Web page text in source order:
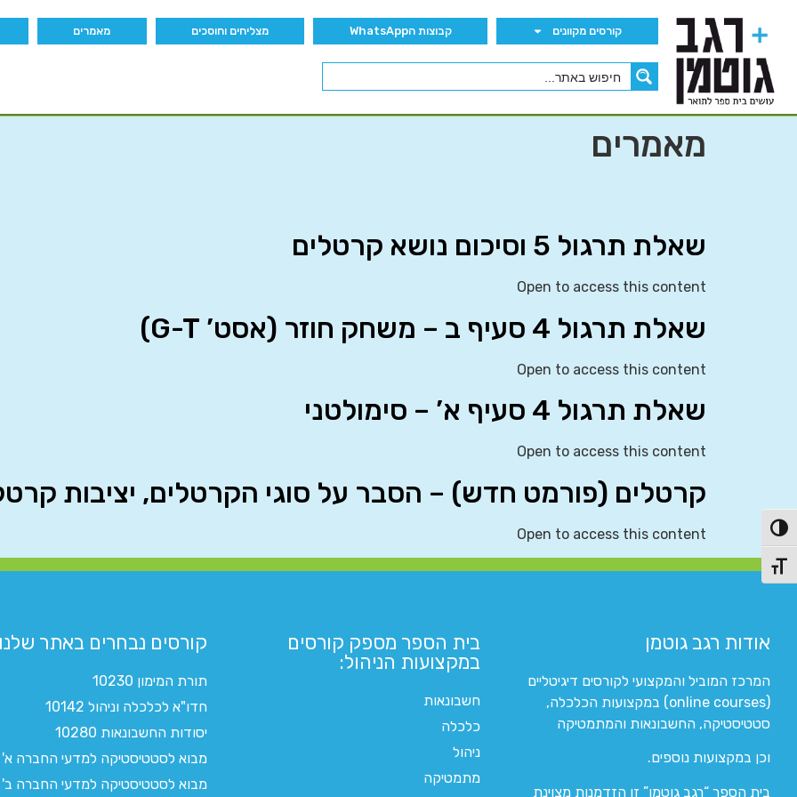
הפעל/כבה ניגודיות גבוהה
מתג גודל גופן
קורסים מקוונים קבוצות הWhatsApp מצליחים וחוסכים מאמרים
מאמרים
שאלת תרגול 5 וסיכום נושא קרטלים
Open to access this content
שאלת תרגול 4 סעיף ב – משחק חוזר (אסט’ G-T)
Open to access this content
שאלת תרגול 4 סעיף א’ – סימולטני
Open to access this content
קרטלים (פורמט חדש) – הסבר על סוגי הקרטלים, יציבות
Open to access this content
אודות רגב גוטמן
המרכז המוביל והמקצועי לקורסים דיגיטליים
(online courses) במקצועות הכלכלה,
סטטיסטיקה, החשבונאות והמתמטיקה
וכן במקצועות נוספים.
בית הספר “רגב גוטמן” זו הזדמנות מצוינת
בית הספר מספק קורסים
במקצועות הניהול:
חשבונאות
כלכלה
ניהול
מתמטיקה
קורסים נבחרים באתר
תורת המימון 10230
חדו"א לכלכלה וניהול 10142
יסודות החשבונאות 10280
מבוא לסטטיסטיקה למדעי החברה א'
מבוא לסטטיסטיקה למדעי החברה ב'